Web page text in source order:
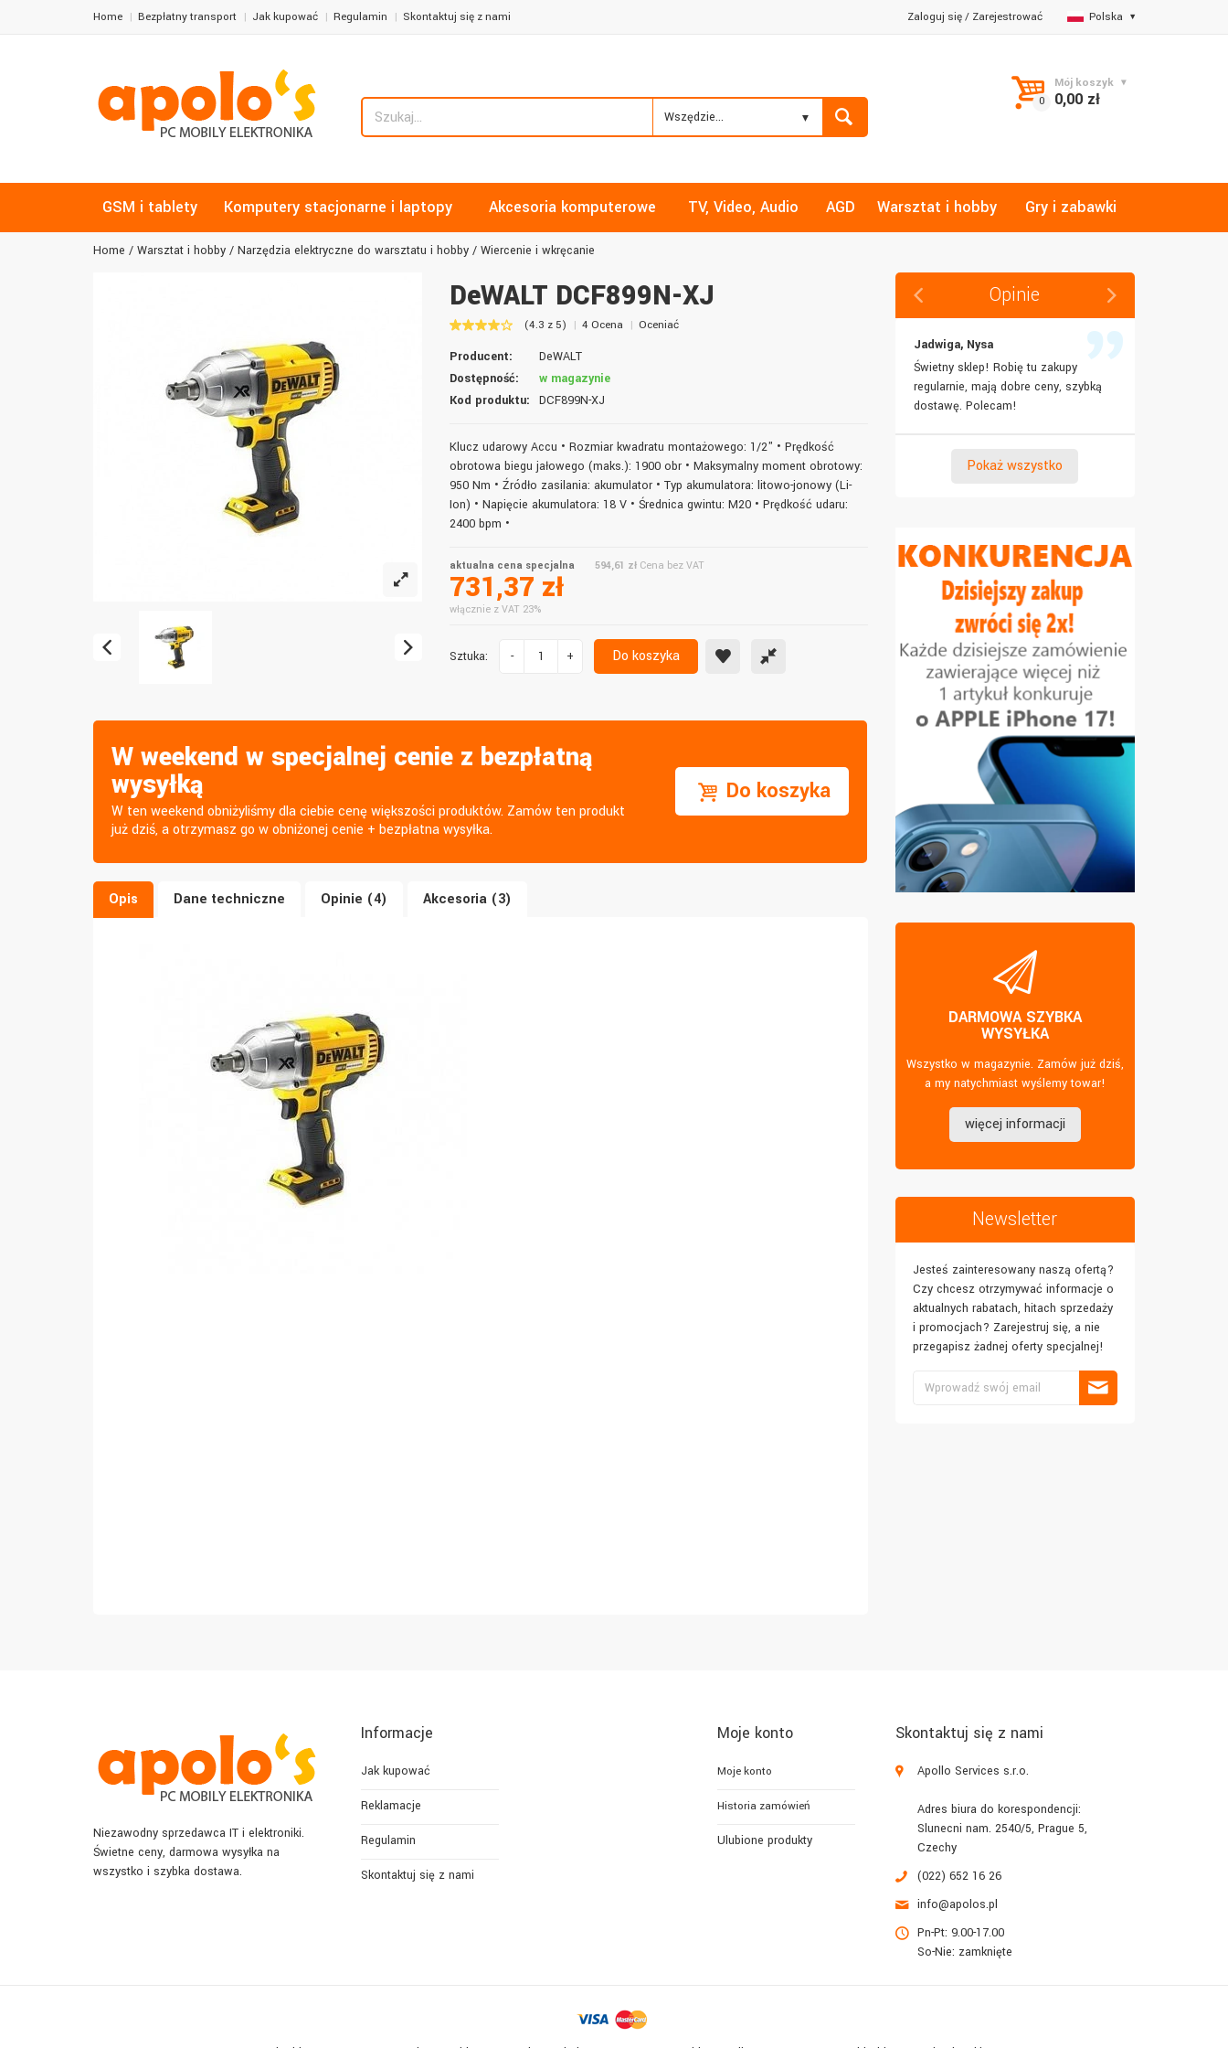
Home Bezpłatny transport Jak kupować Regulamin Skontaktuj się z nami Polska
Zaloguj się/ Zarejestrować
Wszędzie...
Mój koszyk
0,00 zł
GSM i tablety Komputery stacjonarne i laptopy Akcesoria komputerowe TV, Video, Audio AGD Warsztat i hobby Gry i zabawki
Home Warsztat i hobby Narzędzia elektryczne do warsztatu i hobby Wiercenie i wkręcanie
DeWALT DCF899N-XJ
(4.3 z 5) 4 Ocena Oceniać
Producent:
DeWALT
Dostępność:
w magazynie
Kod produktu:
DCF899N-XJ
Klucz udarowy Accu • Rozmiar kwadratu montażowego: 1/2" • Prędkość
obrotowa biegu jałowego (maks.): 1900 obr • Maksymalny moment obrotowy:
950 Nm • Źródło zasilania: akumulator • Typ akumulatora: litowo-jonowy (Li-
Ion) • Napięcie akumulatora: 18 V • Średnica gwintu: M20 • Prędkość udaru:
2400 bpm •
aktualna cena specjalna
731,37 zł
włącznie z VAT 23%
594,61 złCena bez VAT
Sztuka: - + Do koszyka
W weekend w specjalnej cenie z bezpłatną
wysyłką
W ten weekend obniżyliśmy dla ciebie cenę większości produktów. Zamów ten produkt
już dziś, a otrzymasz go w obniżonej cenie + bezpłatna wysyłka.
Do koszyka
Opis Dane techniczne Opinie (4) Akcesoria (3)
Opinie
szybko. Wszystko tak, jak powinno
być.
Jadwiga, Nysa
Świetny sklep! Robię tu zakupy
regularnie, mają dobre ceny, szybką
dostawę. Polecam!
Pokaż wszystko
DARMOWA SZYBKA
WYSYŁKA
Wszystko w magazynie. Zamów już dziś,
a my natychmiast wyślemy towar!
więcej informacji
Newsletter
Jesteś zainteresowany naszą ofertą?
Czy chcesz otrzymywać informacje o
aktualnych rabatach, hitach sprzedaży
i promocjach? Zarejestruj się, a nie
przegapisz żadnej oferty specjalnej!
Niezawodny sprzedawca IT i elektroniki.
Świetne ceny, darmowa wysyłka na
wszystko i szybka dostawa.
Informacje
Jak kupować
Reklamacje
Regulamin
Skontaktuj się z nami
Moje konto
Moje konto
Historia zamówień
Ulubione produkty
Skontaktuj się z nami
Apollo Services s.r.o.
Adres biura do korespondencji:
Slunecni nam. 2540/5, Prague 5,
Czechy
(022) 652 16 26
info@apolos.pl
Pn-Pt: 9.00-17.00
So-Nie: zamknięte